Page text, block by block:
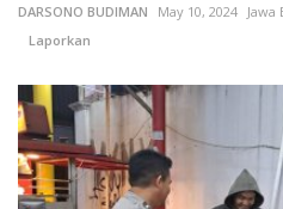
DARSONO BUDIMAN May 10, 2024 Jawa
Laporkan